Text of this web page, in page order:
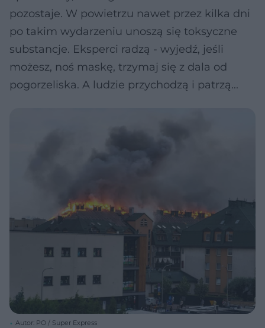
pozostaje. W powietrzu nawet przez kilka dni
po takim wydarzeniu unoszą się toksyczne
substancje. Eksperci radzą - wyjedź, jeśli
możesz, noś maskę, trzymaj się z dala od
pogorzeliska. A ludzie przychodzą i patrzą...
Autor: PO / Super Express